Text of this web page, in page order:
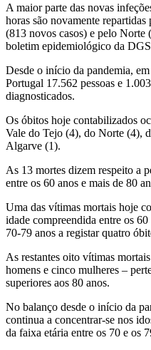
A maior parte das novas
horas são novamente
(813 novos casos) e pelo Norte
boletim epidemiológico da
Desde o início da pandemia,
Portugal 17.562 pessoas e
diagnosticados.
Os óbitos hoje contabilizados
Vale do Tejo (4), do Norte (4),
Algarve (1).
As 13 mortes dizem respeito a
entre os 60 anos e mais de 80
Uma das vítimas mortais hoje
idade compreendida entre os
70-79 anos a registar quatro
As restantes oito vítimas
homens e cinco mulheres –
superiores aos 80 anos.
No balanço desde o início da
continua a concentrar-se nos
da faixa etária entre os 70 e os